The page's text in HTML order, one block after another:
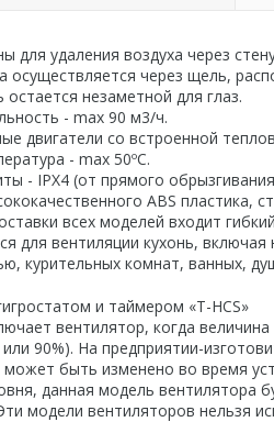
для удаления воздуха через
осуществляется через щель,
незаметной для глаз.
- max 90 м3/ч.
двигатели со встроенной
- max 50ºC.
- IPX4 (от прямого
АBS пластика,
всех моделей входит
для вентиляции кухонь,
курительных комнат, ванных,
и таймером «T-HCS»
вентилятор, когда
90%). На предприятии-
может быть изменено во время
данная модель вентилятора
модели вентиляторов нельзя